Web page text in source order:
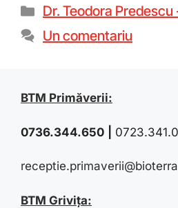
Dr. Teodora
Un comentariu
BTM Primăverii:
0736.344.650
BTM Grivița: